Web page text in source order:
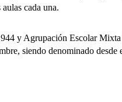
cada una.
y Agrupación Escolar Mixta
siendo denominado